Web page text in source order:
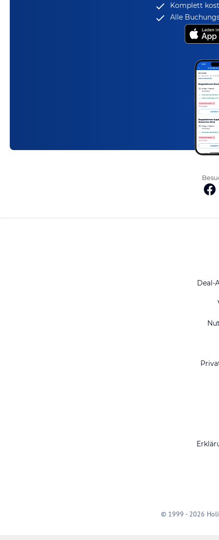
Komplett
Alle
Deal-
© 1999 - 2026